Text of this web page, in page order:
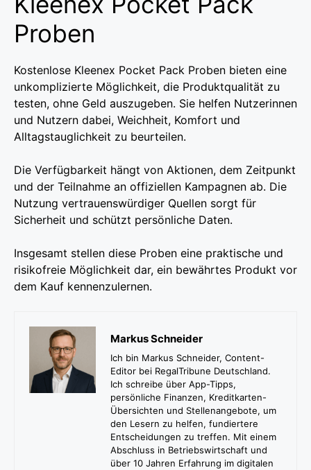
Proben
Kostenlose Kleenex Pocket Pack Proben bieten eine
unkomplizierte Möglichkeit, die Produktqualität zu
testen, ohne Geld auszugeben. Sie helfen Nutzerinnen
und Nutzern dabei, Weichheit, Komfort und
Alltagstauglichkeit zu beurteilen.
Die Verfügbarkeit hängt von Aktionen, dem Zeitpunkt
und der Teilnahme an offiziellen Kampagnen ab. Die
Nutzung vertrauenswürdiger Quellen sorgt für
Sicherheit und schützt persönliche Daten.
Insgesamt stellen diese Proben eine praktische und
risikofreie Möglichkeit dar, ein bewährtes Produkt vor
dem Kauf kennenzulernen.
Markus Schneider
Ich bin Markus Schneider, Content-
Editor bei RegalTribune Deutschland.
Ich schreibe über App-Tipps,
persönliche Finanzen, Kreditkarten-
Übersichten und Stellenangebote, um
den Lesern zu helfen, fundiertere
Entscheidungen zu treffen. Mit einem
Abschluss in Betriebswirtschaft und
über 10 Jahren Erfahrung im digitalen